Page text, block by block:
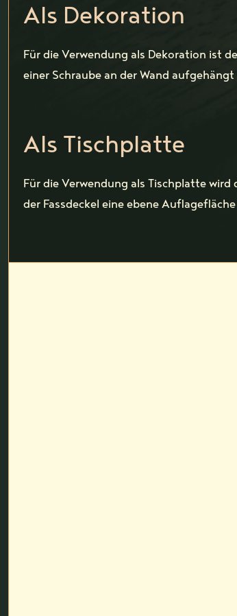
Als Dekoration
Für die Verwendung als Dekoration ist
einer Schraube an der Wand aufgehängt
Als Tischplatte
Für die Verwendung als Tischplatte
der Fassdeckel eine ebene